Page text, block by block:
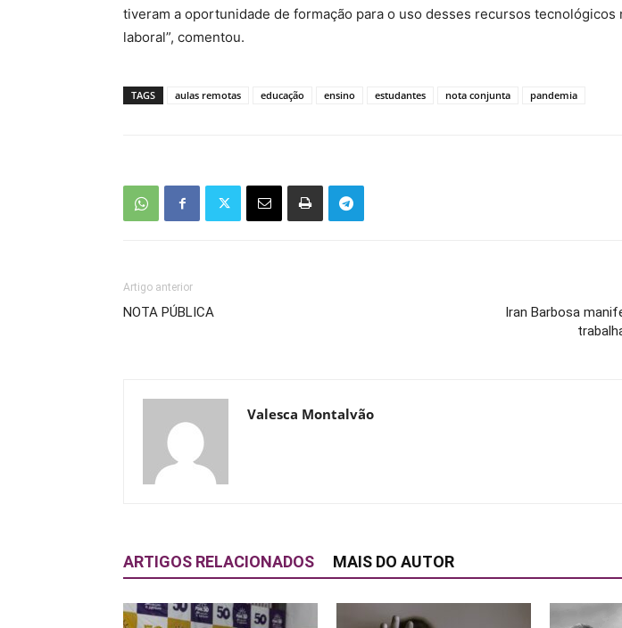
tiveram a oportunidade de formação para o uso desses recursos tecnológicos
laboral”, comentou.
TAGS aulas remotas educação ensino estudantes nota conjunta pandemia
Artigo anterior
NOTA PÚBLICA
Iran Barbosa
Valesca Montalvão
ARTIGOS RELACIONADOS MAIS DO AUTOR